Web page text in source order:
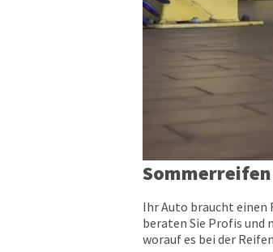
Ihr Auto braucht einen
beraten Sie Profis und
worauf es bei der